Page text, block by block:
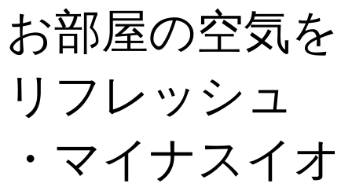
お部屋の空気を
リフレッシュ
・マイナスイオ